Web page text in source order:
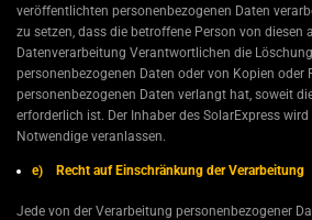
veröffentlichten personenbezogenen Daten
zu setzen, dass die betroffene Person von diesen
Datenverarbeitung Verantwortlichen die
personenbezogenen Daten oder von Kopien oder
personenbezogenen Daten verlangt hat, soweit
erforderlich ist. Der Inhaber des SolarExpress
Notwendige veranlassen.
e) Recht auf Einschränkung der Verarbeitung
Jede von der Verarbeitung personenbezogener